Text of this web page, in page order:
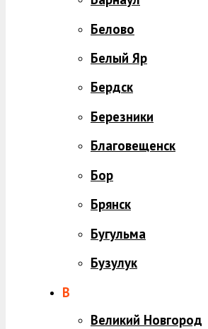
Белово
Белый Яр
Бердск
Березники
Благовещенск
Бор
Брянск
Бугульма
Бузулук
В
Великий Новгород